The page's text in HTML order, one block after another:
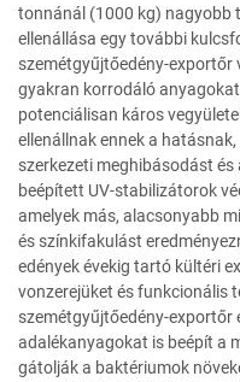
tonnánál (1000 kg) nagyobb
ellenállása egy további
szemétgyűjtőedény-
gyakran korrodáló
potenciálisan káros
ellenállnak ennek a
szerkezeti meghibásodást
beépített UV-stabilizátorok
amelyek más, alacsonyabb
és színkifakulást
edények évekig tartó kültéri
vonzerejüket és funkcionális
szemétgyűjtőedény-exportőr
adalékanyagokat is beépít a
gátolják a baktériumok